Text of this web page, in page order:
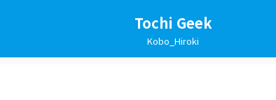
Tochi Geek
Kobo_Hiroki